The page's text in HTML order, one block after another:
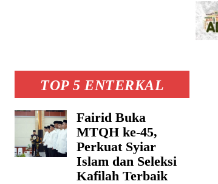
TOP 5 ENTERKAL
Fairid Buka
MTQH ke-45,
Perkuat Syiar
Islam dan Seleksi
Kafilah Terbaik